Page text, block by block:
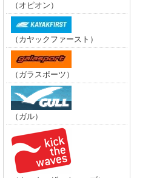
（オピオン）
（カヤックファースト）
（ガラスポーツ）
（ガル）